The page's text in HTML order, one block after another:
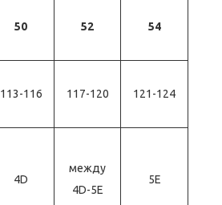
50 52 54
113-116 117-120 121-124
4D
между
4D-5E
5E